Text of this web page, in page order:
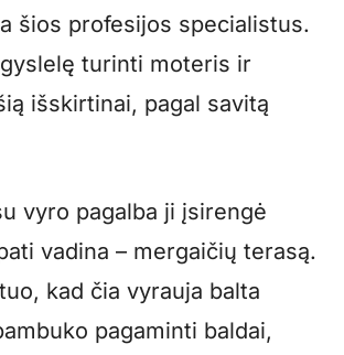
šios profesijos specialistus.
turinti moteris ir
išskirtinai, pagal savitą
vyro pagalba ji įsirengė
vadina – mergaičių terasą.
kad čia vyrauja balta
pagaminti baldai,